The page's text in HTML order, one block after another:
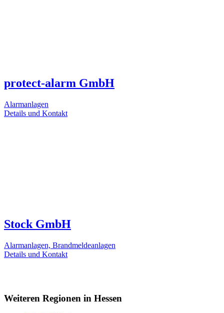
protect-alarm GmbH
Alarmanlagen
Details und Kontakt
Stock GmbH
Alarmanlagen, Brandmeldeanlagen
Details und Kontakt
Weiteren Regionen in Hessen